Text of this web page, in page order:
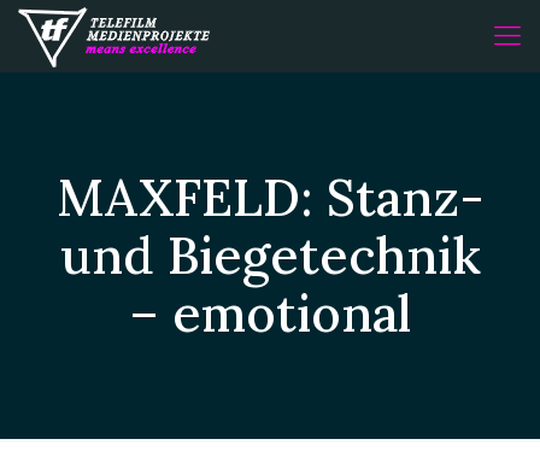
MAXFELD: Stanz-
und Biegetechnik
– emotional